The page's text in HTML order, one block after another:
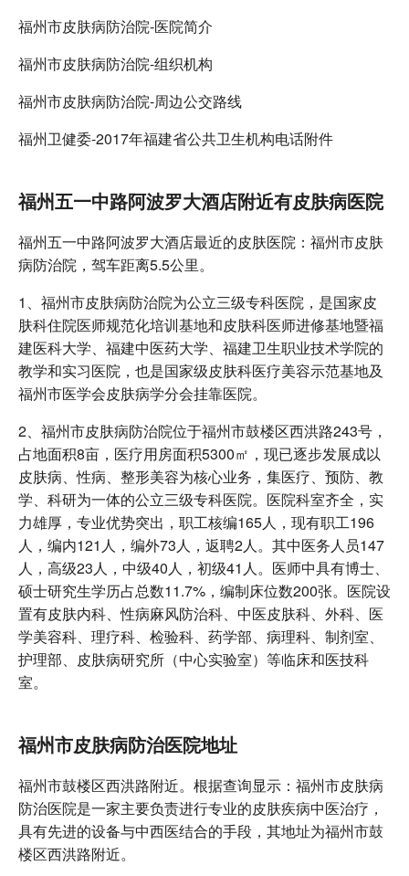
福州市皮肤病防治院-医院简介
福州市皮肤病防治院-组织机构
福州市皮肤病防治院-周边公交路线
福州卫健委-2017年福建省公共卫生机构电话附件
福州五一中路阿波罗大酒店附近有皮肤病医院
福州五一中路阿波罗大酒店最近的皮肤医院：福州市皮肤
病防治院，驾车距离5.5公里。
1、福州市皮肤病防治院为公立三级专科医院，是国家皮
肤科住院医师规范化培训基地和皮肤科医师进修基地暨福
建医科大学、福建中医药大学、福建卫生职业技术学院的
教学和实习医院，也是国家级皮肤科医疗美容示范基地及
福州市医学会皮肤病学分会挂靠医院。
2、福州市皮肤病防治院位于福州市鼓楼区西洪路243号，
占地面积8亩，医疗用房面积5300㎡，现已逐步发展成以
皮肤病、性病、整形美容为核心业务，集医疗、预防、教
学、科研为一体的公立三级专科医院。医院科室齐全，实
力雄厚，专业优势突出，职工核编165人，现有职工196
人，编内121人，编外73人，返聘2人。其中医务人员147
人，高级23人，中级40人，初级41人。医师中具有博士、
硕士研究生学历占总数11.7%，编制床位数200张。医院设
置有皮肤内科、性病麻风防治科、中医皮肤科、外科、医
学美容科、理疗科、检验科、药学部、病理科、制剂室、
护理部、皮肤病研究所（中心实验室）等临床和医技科
室。
福州市皮肤病防治医院地址
福州市鼓楼区西洪路附近。根据查询显示：福州市皮肤病
防治医院是一家主要负责进行专业的皮肤疾病中医治疗，
具有先进的设备与中西医结合的手段，其地址为福州市鼓
楼区西洪路附近。